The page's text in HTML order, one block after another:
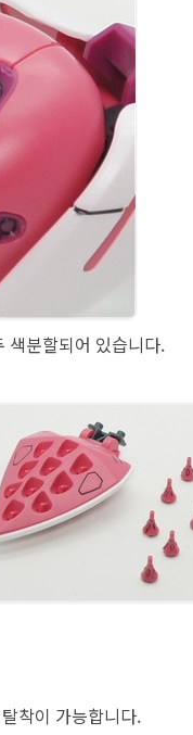
색분할되어 있습니다.
착이 가능합니다.